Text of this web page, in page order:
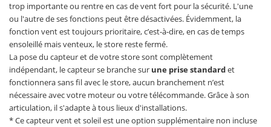
trop importante ou rentre en cas de vent fort pour la sécurité. L'une
ou l'autre de ses fonctions peut être désactivées. Évidemment, la
fonction vent est toujours prioritaire, c’est-à-dire, en cas de temps
ensoleillé mais venteux, le store reste fermé.
La pose du capteur et de votre store sont complètement
indépendant, le capteur se branche sur une prise standardet
fonctionnera sans fil avec le store, aucun branchement n’est
nécessaire avec votre moteur ou votre télécommande. Grâce à son
articulation, il s'adapte à tous lieux d'installations.
* Ce capteur vent et soleil est une option supplémentaire non incluse